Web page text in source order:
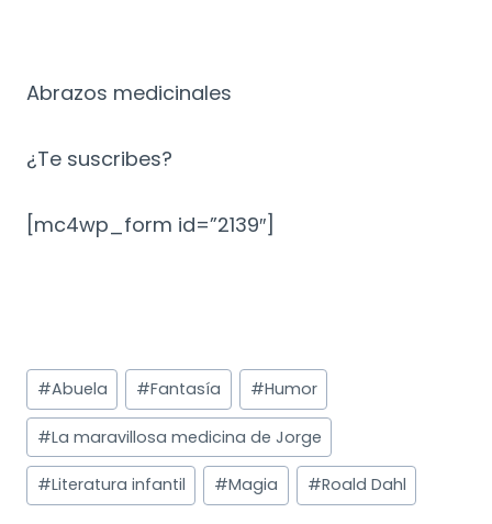
Abrazos medicinales
¿Te suscribes?
[mc4wp_form id=”2139″]
Etiquetas
de
la
entrada:
#Abuela #Fantasía #Humor
#La maravillosa medicina de Jorge
#Literatura infantil #Magia #Roald Dahl